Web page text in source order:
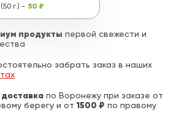
г.) - 50 ₽
продукты первой свежести и
забрать заказ в наших
по Воронежу при заказе от
берегу и от1500 ₽ по правому